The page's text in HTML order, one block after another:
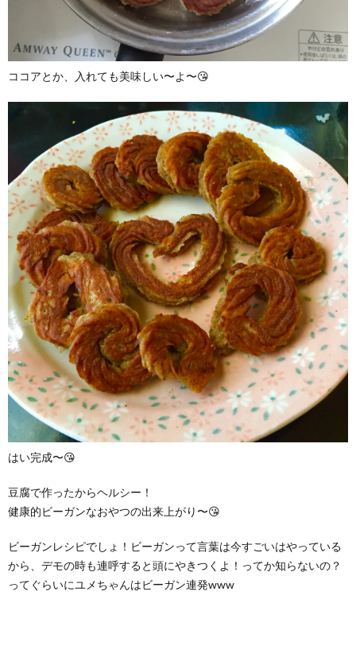
ココアとか、入れても美味しい〜よ〜😘
はい完成〜😘
豆腐で作ったからヘルシー！
健康的ビーガンなおやつの出来上がり〜😘
ビーガンレシピでしょ！ビーガンって言葉は今すごいはやっている
から、デモの時も連呼すると頭にやきつくよ！ってか知らないの？
ってぐらいにユメちゃんはビーガン連発www